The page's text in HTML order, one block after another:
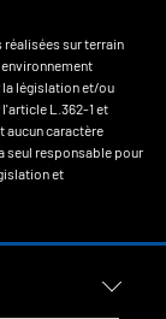
sur terrain
législation et/ou
L.362-1 et
aucun caractère
seul responsable pour
et